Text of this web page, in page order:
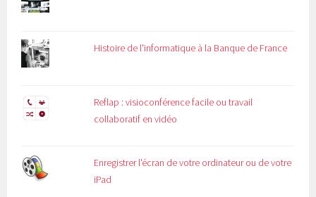
Histoire de l'informatique à la Banque de France
Reflap : visioconférence facile ou travail
collaboratif en vidéo
Enregistrer l'écran de votre ordinateur ou de votre
iPad